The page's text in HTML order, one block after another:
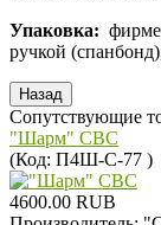
Упаковка:
ручкой
Сопутствующие
"Шарм" СВС
(Код: П4Ш-С-77 )
4600.00 RUB